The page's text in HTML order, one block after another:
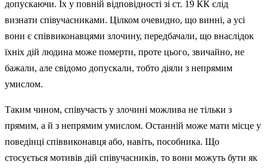
допускаючи. Їх у повній відповідності зі ст. 19 КК слід
визнати співучасниками. Цілком очевидно, що винні, а усі
вони є співви­конавцями злочину, передбачали, що внаслідок
їхніх дій людина може померти, проте цього, звичайно, не
бажали, але свідомо допускали, тобто діяли з непрямим
умислом.
Таким чином, співучасть у злочині можлива не тільки з
прямим, а й з непрямим умислом. Останній може мати місце у
поведінці співвиконавця або, навіть, пособника. Що
стосується мотивів дій співучасників, то вони можуть бути як